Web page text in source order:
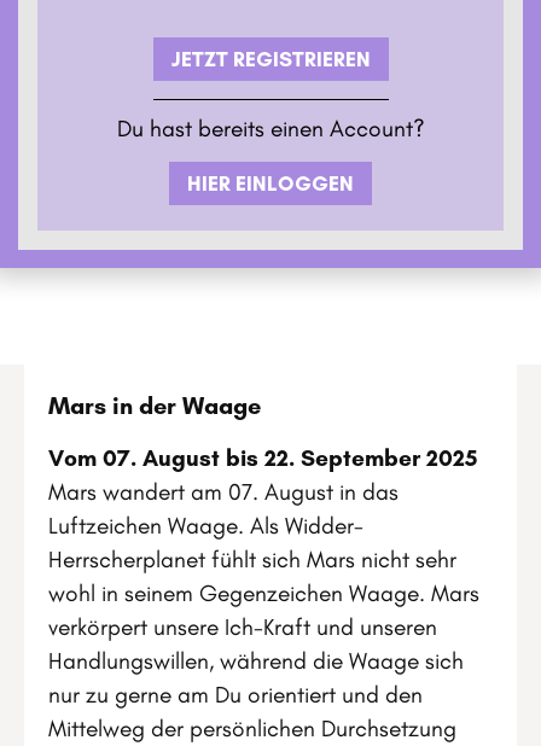
JETZT REGISTRIEREN
Du hast bereits einen Account?
HIER EINLOGGEN
Mars in der Waage
Vom 07. August bis 22. September 2025
Mars wandert am 07. August in das
Luftzeichen Waage. Als Widder-
Herrscherplanet fühlt sich Mars nicht sehr
wohl in seinem Gegenzeichen Waage. Mars
verkörpert unsere Ich-Kraft und unseren
Handlungswillen, während die Waage sich
nur zu gerne am Du orientiert und den
Mittelweg der persönlichen Durchsetzung